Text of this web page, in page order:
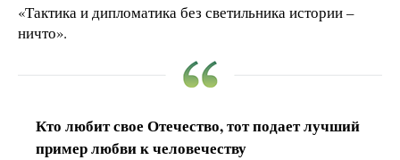
«Тактика и дипломатика без светильника истории –
ничто».
Кто любит свое Отечество, тот подает лучший
пример любви к человечеству